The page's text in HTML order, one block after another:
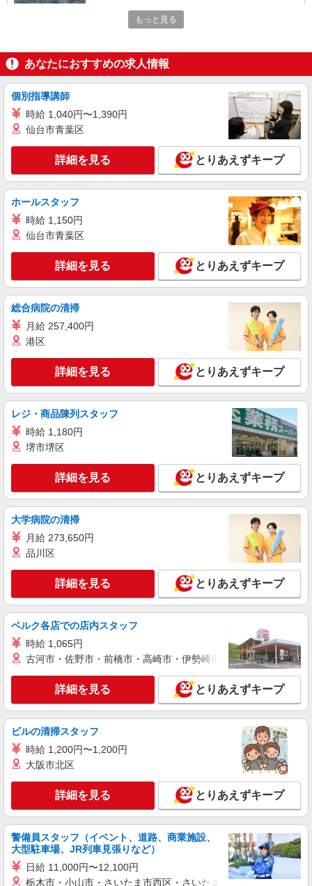
神奈川県横浜市泉区
株式会社kotrio /●YK-S-2096955
住宅型有料老人ホームSTAFF＊無理なく、長
く続けられる環境＊
【正社員】月給240,000〜400,000円 ・基本
給：200,000円〜220,000円 ・資格手当：10,000〜
30,000円 ・役職手当：10,000〜70,000円 ・処遇改
善手当：20,000〜60,000円（勤続年数、保有資格
により変動） ・固定残業手当：20,000円（10時
間） ※固定残業時間を超過する場合には超過勤務
手当として別途支給 ・夜勤手当：10,000円/1回
歓迎 ・認知症介護基礎研修 ・初任者研修 ・実務
神奈川県横浜市泉区
キープ 詳細を見る
職業紹介
株式会社kotrio /●YK-S-2114708
いずみ中央駅／無理なく働く♪自立度高めな有
料老人ホームパート職員
時給1550円〜2312円 ＜交通費全支給(ガソリ
詳細を見る
株式会社kotrio /●YK-S-2097951
介護職の正社員で夜勤一切ナシ！デイサービス
【正社員】月給240,000〜400,000円 ・基本
給：200,000円〜220,000円 ・資格手当：10,000〜
30,000円 ・役職手当：10,000〜70,000円 ・処遇改
善手当：20,000〜60,000円（勤続年数、保有資格
により変動） ・固定残業手当：20,000円（10時
間） ※固定残業時間を超過する場合には超過勤務
手当として別途支給 ・夜勤手当：10,000円/1回
歓迎 ・認知症介護基礎研修 ・初任者研修 ・実務
神奈川県横浜市泉区
キープ 詳細を見る
職業紹介
株式会社kotrio /●YK-S-2096790
正社員で採用します。最短2週間で内定でま
す。就労支援STAFF募集
【正社員】月給240,000〜400,000円 ・基本
給：200,000円〜220,000円 ・資格手当：10,000〜
30,000円 ・役職手当：10,000〜70,000円 ・処遇改
善手当：20,000〜60,000円（勤続年数、保有資格
により変動） ・固定残業手当：20,000円（10時
間） ※固定残業時間を超過する場合には超過勤務
手当として別途支給 ・夜勤手当：10,000円/1回
（上記給与とは別に支給） 下記資格をお持ちの方
歓迎 ・認知症介護基礎研修 ・初任者研修 ・実務
者研修 ・介護福祉士 など
神奈川県横浜市泉区
キープ 詳細を見る
株式会社kotrio /●YK-H-2100576
＼日払いも選べる／いずみ野駅＊高級シニアマ
ンションSTAFF募集
時給1600円〜2250円 ＜日払い有/週払い有/交
キープ 詳細を見る
派遣社員
株式会社トラストグロース 新宿本社 第2営業部
特別養護老人ホームでの介護士
もっと見る
あなたにおすすめの求人情報
個別指導講師
時給 1,040円〜1,390円
仙台市青葉区
詳細を見る とりあえずキープ
ホールスタッフ
時給 1,150円
仙台市青葉区
詳細を見る とりあえずキープ
総合病院の清掃
月給 257,400円
港区
詳細を見る とりあえずキープ
レジ・商品陳列スタッフ
時給 1,180円
堺市堺区
詳細を見る とりあえずキープ
大学病院の清掃
月給 273,650円
品川区
詳細を見る とりあえずキープ
ベルク各店での店内スタッフ
時給 1,065円
古河市・佐野市・前橋市・高崎市・伊勢崎市・太田市・館林市
詳細を見る とりあえずキープ
ビルの清掃スタッフ
時給 1,200円〜1,200円
大阪市北区
詳細を見る とりあえずキープ
警備員スタッフ（イベント、道路、商業施設、
大型駐車場、JR列車見張りなど）
日給 11,000円〜12,100円
栃木市・小山市・さいたま市西区・さいたま市岩槻区・久喜市・